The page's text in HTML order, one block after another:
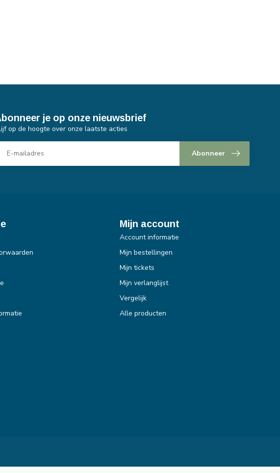
je op onze nieuwsbrief
op de hoogte over onze laatste acties
Abonneer
Mijn account
Account informatie
Mijn bestellingen
Mijn tickets
Mijn verlanglijst
Vergelijk
Alle producten